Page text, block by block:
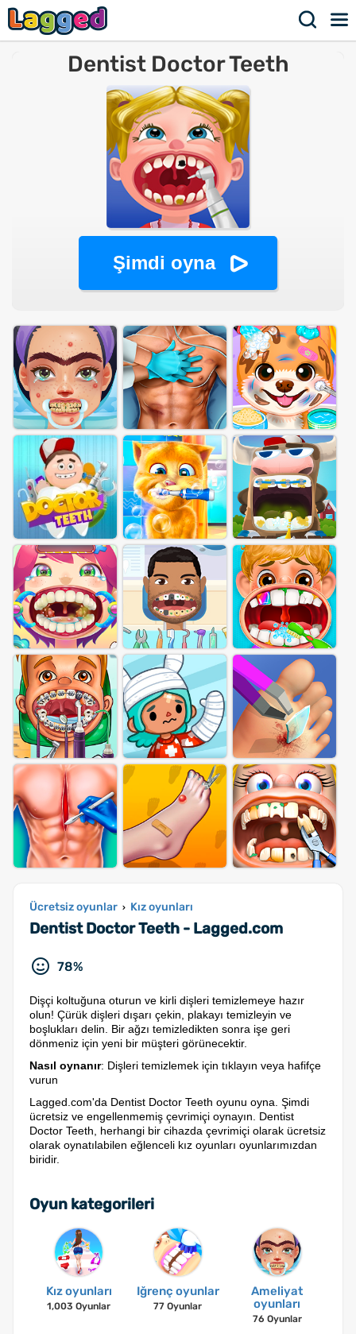
Dentist Doctor Teeth
Şimdi oyna
Ücretsiz oyunlar › Kız oyunları
Dentist Doctor Teeth - Lagged.com
78%
Dişçi koltuğuna oturun ve kirli dişleri temizlemeye hazır
olun! Çürük dişleri dışarı çekin, plakayı temizleyin ve
boşlukları delin. Bir ağzı temizledikten sonra işe geri
dönmeniz için yeni bir müşteri görünecektir.
Nasıl oynanır: Dişleri temizlemek için tıklayın veya hafifçe
vurun
Lagged.com'da Dentist Doctor Teeth oyunu oyna. Şimdi
ücretsiz ve engellenmemiş çevrimiçi oynayın. Dentist
Doctor Teeth, herhangi bir cihazda çevrimiçi olarak ücretsiz
olarak oynatılabilen eğlenceli kız oyunları oyunlarımızdan
biridir.
Oyun kategorileri
Kız oyunları
1,003 Oyunlar
Iğrenç oyunlar
77 Oyunlar
Ameliyat
oyunları
76 Oyunlar